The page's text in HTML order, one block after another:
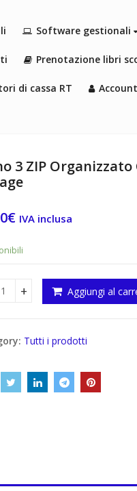
Software gestionali
Prenotazione libri
di cassa RT Account
3 ZIP Organizzato
€ IVA inclusa
3 ZIP Organizzato Comix
Aggiungi al
Tutti i prodotti